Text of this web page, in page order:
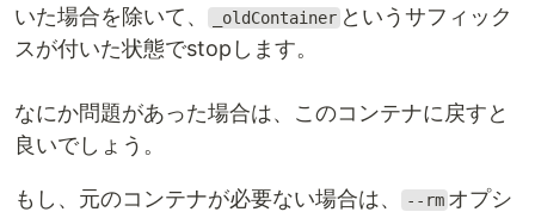
いた場合を除いて、
_oldContainer というサフィック
スが付いた状態でstopします。
なにか問題があった場合は、このコンテナに戻すと
良いでしょう。
もし、元のコンテナが必要ない場合は、 --rm オプシ